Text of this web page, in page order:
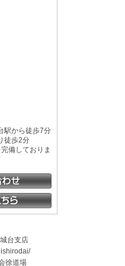
駅から徒歩7分
徒歩2分
備しておりま
台支店
徐道場